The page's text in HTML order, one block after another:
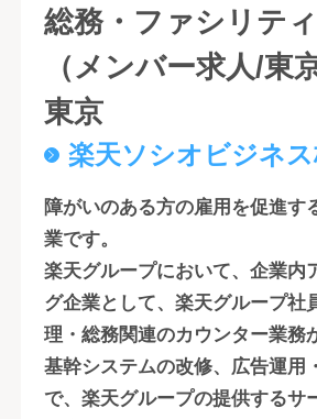
総務・ファシリテ
（メンバー求人/東
東京
楽天ソシオビジネ
障がいのある方の雇用を促進す
業です。
楽天グループにおいて、企業内
グ企業として、楽天グループ社
理・総務関連のカウンター業務
基幹システムの改修、広告運用
で、楽天グループの提供するサ